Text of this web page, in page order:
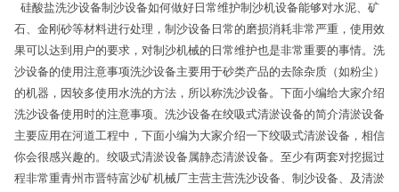
硅酸盐洗沙设备制沙设备如何做好日常维护制沙机设备能够对水泥、矿
石、金刚砂等材料进行处理，制沙设备日常的磨损消耗非常严重，使用效
果可以达到用户的要求，对制沙机械的日常维护也是非常重要的事情。洗
沙设备的使用注意事项洗沙设备主要用于砂类产品的去除杂质（如粉尘）
的机器，因较多使用水洗的方法，所以称洗沙设备。下面小编给大家介绍
洗沙设备使用时的注意事项。洗沙设备在绞吸式清淤设备的简介清淤设备
主要应用在河道工程中，下面小编为大家介绍一下绞吸式清淤设备，相信
你会很感兴趣的。绞吸式清淤设备属静态清淤设备。至少有两套对挖掘过
程非常重青州市晋特富沙矿机械厂主营主营洗沙设备、制沙设备、及清淤